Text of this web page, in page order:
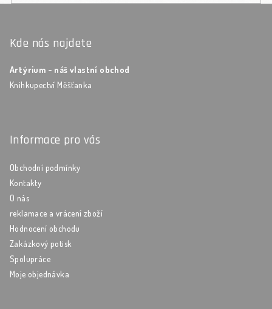
Kde nás najdete
Artýrium - náš vlastní obchod
Knihkupectví Měšťanka
Informace pro vás
Obchodní podmínky
Kontakty
O nás
reklamace a vrácení zboží
Hodnocení obchodu
Zakázkový potisk
Spolupráce
Moje objednávka